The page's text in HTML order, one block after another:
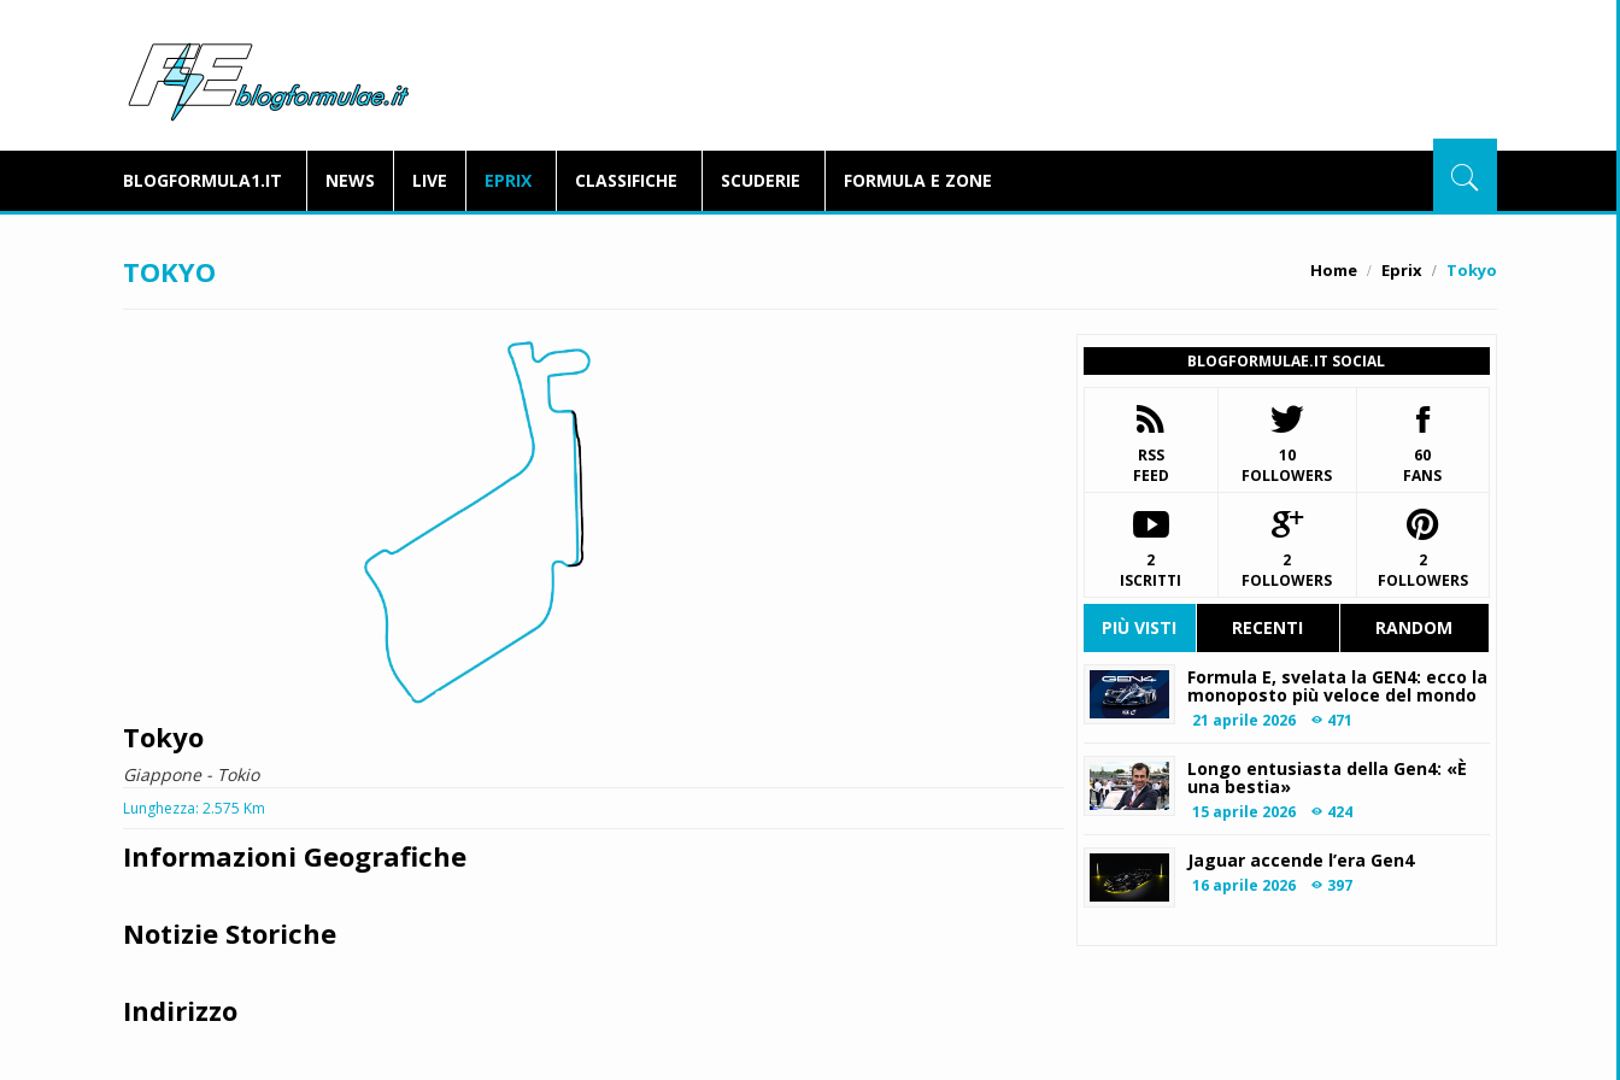
BLOGFORMULA1.IT NEWS LIVE EPRIX CLASSIFICHE SCUDERIE FORMULA E ZONE
TOKYO Home Eprix Tokyo
Tokyo
Giappone - Tokio
Lunghezza: 2.575 Km
Informazioni Geografiche
Notizie Storiche
Indirizzo
BLOGFORMULAE.IT SOCIAL
RSS
FEED
10
FOLLOWERS
60
FANS
2
ISCRITTI
2
FOLLOWERS
2
FOLLOWERS
PIÙ VISTI RECENTI RANDOM
Formula E, svelata la GEN4: ecco la
monoposto più veloce del mondo
21 aprile 2026 471
Longo entusiasta della Gen4: «È
una bestia»
15 aprile 2026 424
Jaguar accende l’era Gen4
16 aprile 2026 397